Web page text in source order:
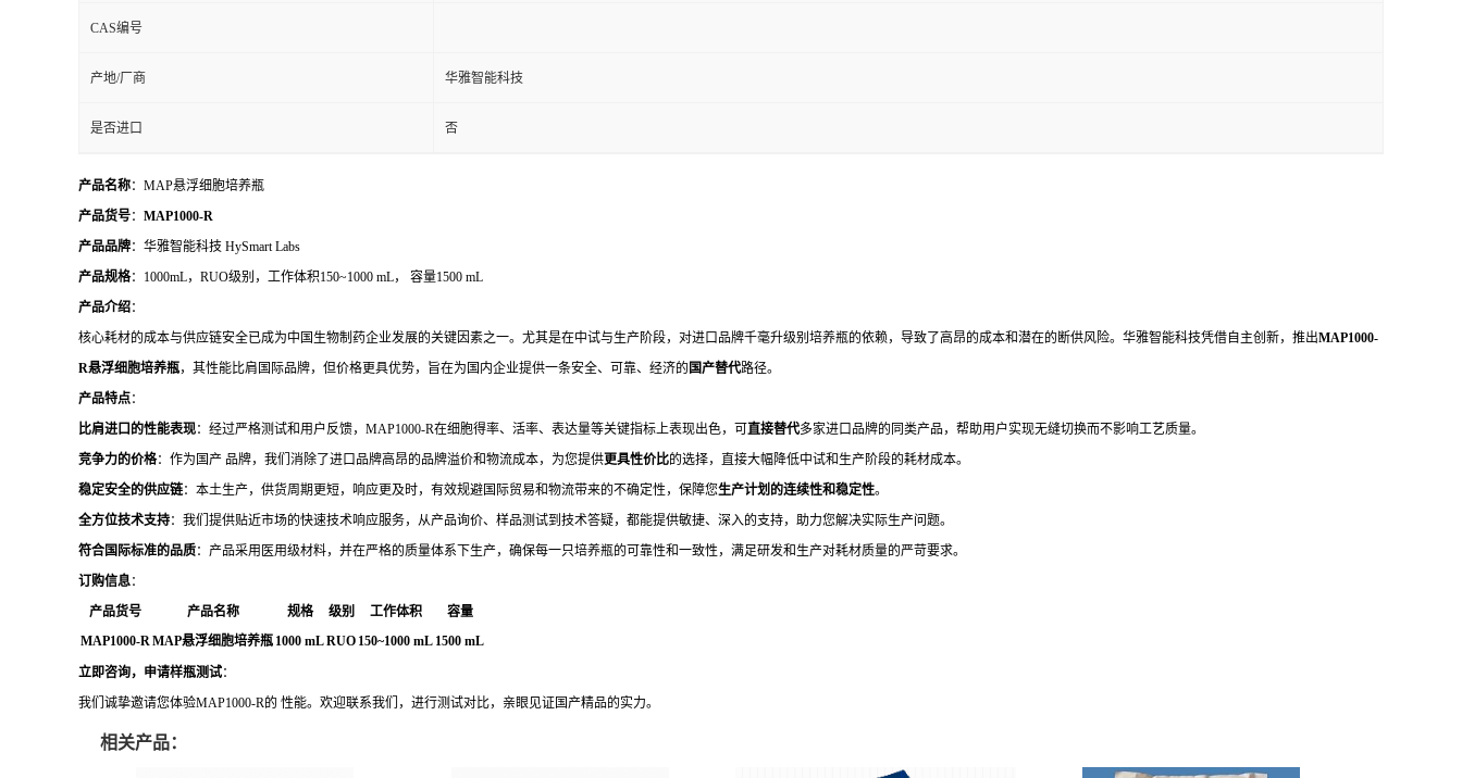
CAS编号
产地/厂商 华雅智能科技
是否进口 否
产品名称：MAP悬浮细胞培养瓶
产品货号： MAP1000-R
产品品牌：华雅智能科技 HySmart Labs
产品规格：1000mL，RUO级别，工作体积150~1000 mL， 容量1500 mL
产品介绍：
核心耗材的成本与供应链安全已成为中国生物制药企业发展的关键因素之一。尤其是在中试与生产阶段，对进口品牌千毫升级别培养瓶的依赖，导致了高昂的成本和潜在的断供风险。华雅智能科技凭借自主创新，推出MAP1000-
R悬浮细胞培养瓶，其性能比肩国际品牌，但价格更具优势，旨在为国内企业提供一条安全、可靠、经济的国产替代路径。
产品特点：
比肩进口的性能表现：经过严格测试和用户反馈，MAP1000-R在细胞得率、活率、表达量等关键指标上表现出色，可 直接替代多家进口品牌的同类产品，帮助用户实现无缝切换而不影响工艺质量。
竞争力的价格：作为国产 品牌，我们消除了进口品牌高昂的品牌溢价和物流成本，为您提供更具性价比的选择，直接大幅降低中试和生产阶段的耗材成本。
稳定安全的供应链：本土生产，供货周期更短，响应更及时，有效规避国际贸易和物流带来的不确定性，保障您生产计划的连续性和稳定性。
全方位技术支持：我们提供贴近市场的快速技术响应服务，从产品询价、样品测试到技术答疑，都能提供敏捷、深入的支持，助力您解决实际生产问题。
符合国际标准的品质：产品采用医用级材料，并在严格的质量体系下生产，确保每一只培养瓶的可靠性和一致性，满足研发和生产对耗材质量的严苛要求。
订购信息：
产品货号
产品名称 规格 级别 工作体积
容量
MAP1000-RMAP悬浮细胞培养瓶 1000 mLRUO 150~1000 mL 1500 mL
立即咨询，申请样瓶测试：
我们诚挚邀请您体验MAP1000-R的 性能。欢迎联系我们，进行测试对比，亲眼见证国产精品的实力。
相关产品：